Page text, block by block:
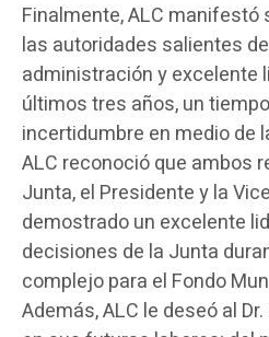
Finalmente, ALC manifestó
las autoridades salientes
administración y excelente
últimos tres años, un
incertidumbre en medio de
ALC reconoció que ambos
Junta, el Presidente y la
demostrado un excelente
decisiones de la Junta
complejo para el Fondo
Además, ALC le deseó al